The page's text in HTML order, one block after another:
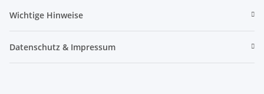
Wichtige Hinweise
Datenschutz & Impressum